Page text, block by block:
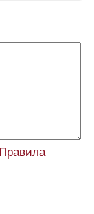
Правила